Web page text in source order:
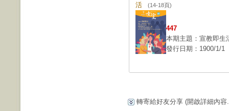
活 (14-18頁)
447
本期主題：宣教即生
發行日期：1900/1/1
轉寄給好友分享 (開啟詳細內容